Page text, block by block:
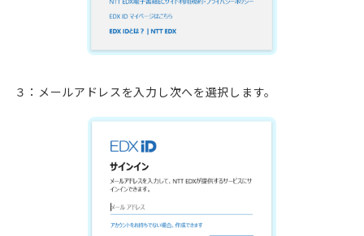
３：メールアドレスを入力し次へを選択します。